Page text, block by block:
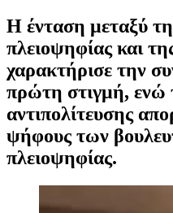
Η ένταση μεταξύ
πλειοψηφίας και
χαρακτήρισε την
πρώτη στιγμή, ενώ
αντιπολίτευσης
ψήφους των
πλειοψηφίας.